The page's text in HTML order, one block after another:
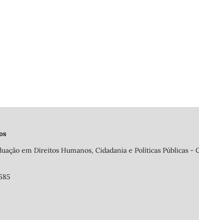
em Direitos Humanos, Cidadania e Políticas Públicas